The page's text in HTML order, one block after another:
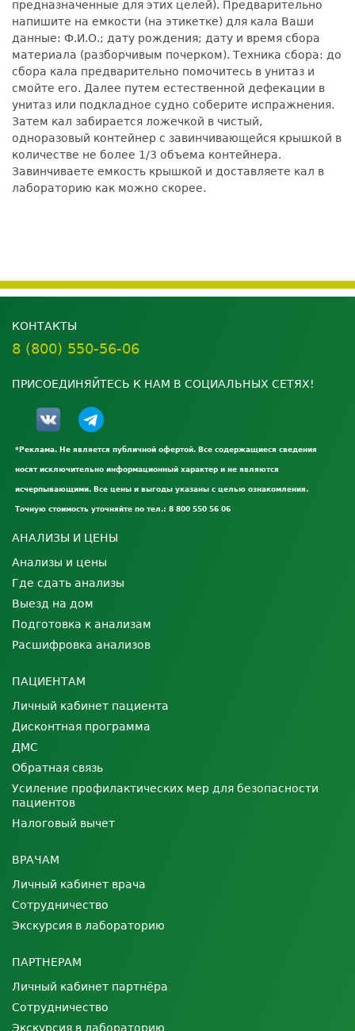
предназначенные для этих целей). Предварительно
напишите на емкости (на этикетке) для кала Ваши
данные: Ф.И.О.; дату рождения; дату и время сбора
материала (разборчивым почерком). Техника сбора: до
сбора кала предварительно помочитесь в унитаз и
смойте его. Далее путем естественной дефекации в
унитаз или подкладное судно соберите испражнения.
Затем кал забирается ложечкой в чистый,
одноразовый контейнер с завинчивающейся крышкой в
количестве не более 1/3 объема контейнера.
Завинчиваете емкость крышкой и доставляете кал в
лабораторию как можно скорее.
КОНТАКТЫ
8 (800) 550-56-06
ПРИСОЕДИНЯЙТЕСЬ К НАМ В СОЦИАЛЬНЫХ СЕТЯХ!
*Реклама. Не является публичной офертой. Все содержащиеся сведения
носят исключительно информационный характер и не являются
исчерпывающими. Все цены и выгоды указаны с целью ознакомления.
Точную стоимость уточняйте по тел.: 8 800 550 56 06
АНАЛИЗЫ И ЦЕНЫ
Анализы и цены
Где сдать анализы
Выезд на дом
Подготовка к анализам
Расшифровка анализов
ПАЦИЕНТАМ
Личный кабинет пациента
Дисконтная программа
ДМС
Обратная связь
Усиление профилактических мер для безопасности
пациентов
Налоговый вычет
ВРАЧАМ
Личный кабинет врача
Сотрудничество
Экскурсия в лабораторию
ПАРТНЕРАМ
Личный кабинет партнёра
Сотрудничество
Экскурсия в лабораторию